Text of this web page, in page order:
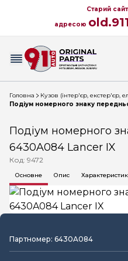
Старий
адресою
Головна
Кузов (інтер'єр, екстер'єр,
Подіум номерного знаку
Подіум номерного
6430A084 Lancer IX
Код: 9472
Основне Опис
Партномер: 6430A084